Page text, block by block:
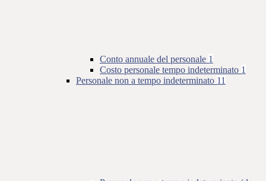
Conto annuale del personale 1
Costo personale tempo indeterminato 1
Personale non a tempo indeterminato 11